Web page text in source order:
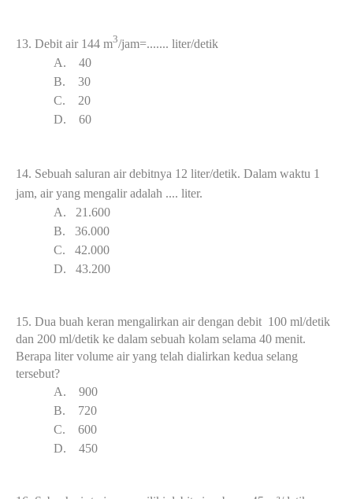
13. Debit air 144 m3/jam=....... liter/detik
A.
40
B. 30
C.
20
D. 60
14. Sebuah saluran air debitnya 12 liter/detik. Dalam waktu 1
jam, air yang mengalir adalah .... liter.
A. 21.600
B. 36.000
C. 42.000
D. 43.200
15. Dua buah keran mengalirkan air dengan debit 100 ml/detik
dan 200 ml/detik ke dalam sebuah kolam selama 40 menit.
Berapa liter volume air yang telah dialirkan kedua selang
tersebut?
A. 900
B. 720
C. 600
D. 450